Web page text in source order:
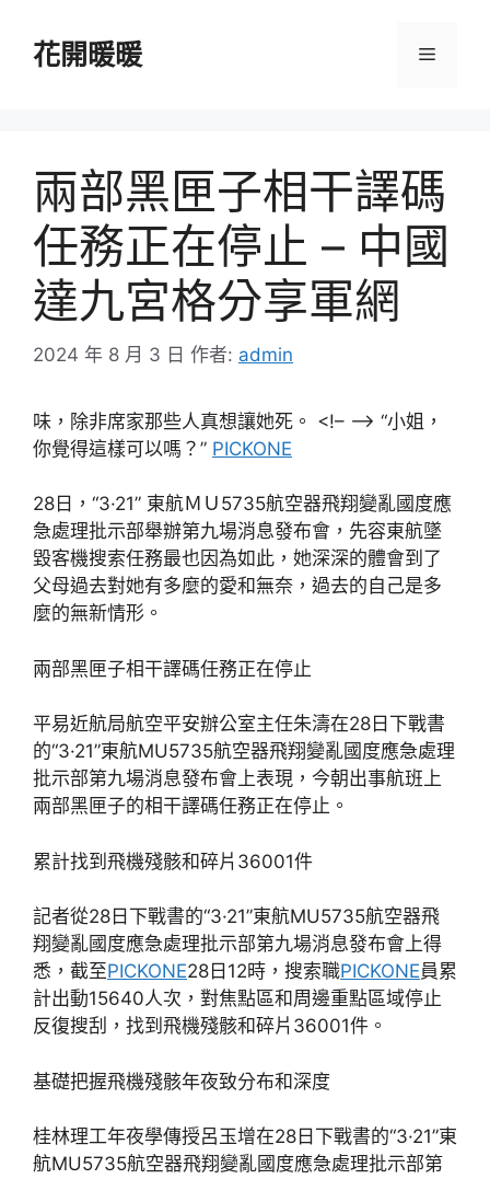
花開暖暖 選
兩部黑匣子相干譯碼
任務正在停止 – 中國
達九宮格分享軍網
2024 年 8 月 3 日 作者: admin
味，除非席家那些人真想讓她死。 <!– –> “小姐，
你覺得這樣可以嗎？” PICKONE
28日，“3·21” 東航ＭＵ5735航空器飛翔變亂國度應
急處理批示部舉辦第九場消息發布會，先容東航墜
毀客機搜索任務最也因為如此，她深深的體會到了
父母過去對她有多麼的愛和無奈，過去的自己是多
麼的無新情形。
兩部黑匣子相干譯碼任務正在停止
平易近航局航空平安辦公室主任朱濤在28日下戰書
的“3·21”東航MU5735航空器飛翔變亂國度應急處理
批示部第九場消息發布會上表現，今朝出事航班上
兩部黑匣子的相干譯碼任務正在停止。
累計找到飛機殘骸和碎片36001件
記者從28日下戰書的“3·21”東航MU5735航空器飛
翔變亂國度應急處理批示部第九場消息發布會上得
悉，截至PICKONE28日12時，搜索職PICKONE員累
計出動15640人次，對焦點區和周邊重點區域停止
反復搜刮，找到飛機殘骸和碎片36001件。
基礎把握飛機殘骸年夜致分布和深度
桂林理工年夜學傳授呂玉增在28日下戰書的“3·21”東
航MU5735航空器飛翔變亂國度應急處理批示部第